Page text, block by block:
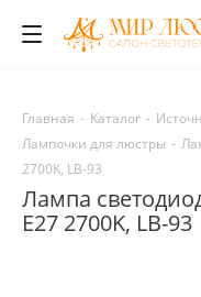
Главная - Каталог -
Лампочки для люстры -
2700K, LB-93
Лампа
E27 2700K, LB-93